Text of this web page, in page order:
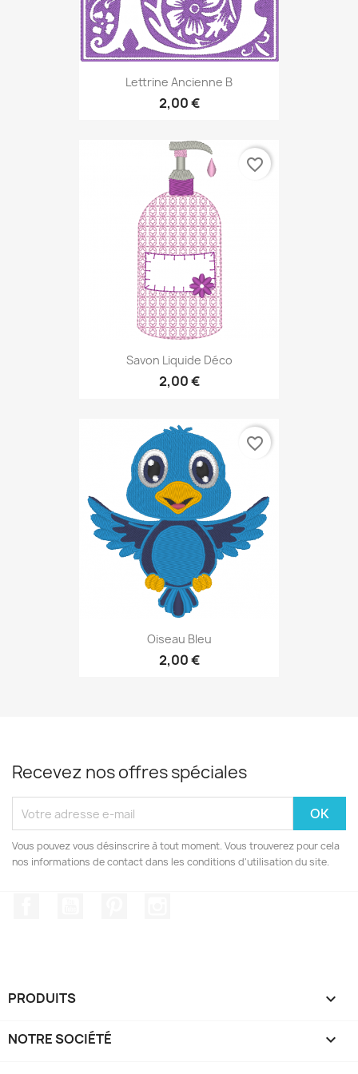
Lettrine Ancienne B
2,00 €
Savon Liquide Déco
2,00 €
favorite_border
Oiseau Bleu
2,00 €
favorite_border
Recevez nos offres spéciales
Vous pouvez vous désinscrire à tout moment. Vous trouverez pour cela
nos informations de contact dans les conditions d'utilisation du site.
PRODUITS 
NOTRE SOCIÉTÉ 